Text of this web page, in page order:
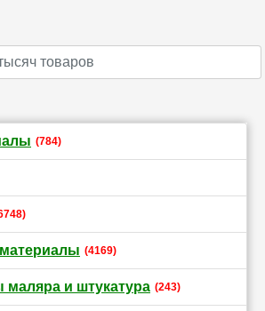
(784)
(4169)
маляра и штукатура (243)